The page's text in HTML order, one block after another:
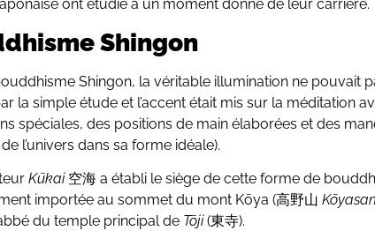
ont étudié à un moment donné de leur carrière.
Shingon
Shingon, la véritable illumination ne pouvait
la simple étude et l’accent était mis sur la méditation
spéciales, des positions de main élaborées et des
l’univers dans sa forme idéale).
Kūkai空海 a établi le siège de cette forme de
importée au sommet du mont Kōya (高野山
du temple principal de Tōji(東寺).